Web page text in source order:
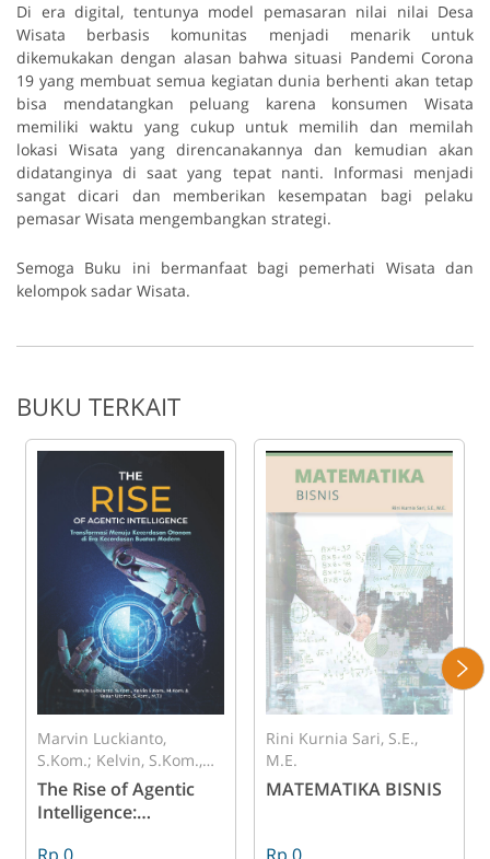
Di era digital, tentunya model pemasaran nilai nilai Desa
Wisata berbasis komunitas menjadi menarik untuk
dikemukakan dengan alasan bahwa situasi Pandemi Corona
19 yang membuat semua kegiatan dunia berhenti akan tetap
bisa mendatangkan peluang karena konsumen Wisata
memiliki waktu yang cukup untuk memilih dan memilah
lokasi Wisata yang direncanakannya dan kemudian akan
didatanginya di saat yang tepat nanti. Informasi menjadi
sangat dicari dan memberikan kesempatan bagi pelaku
pemasar Wisata mengembangkan strategi.
Semoga Buku ini bermanfaat bagi pemerhati Wisata dan
kelompok sadar Wisata.
BUKU TERKAIT
Marvin Luckianto,
S.Kom.; Kelvin, S.Kom.,
M.Kom.; Yesun Utomo,
S.Kom., M.T.I.
The Rise of Agentic
Intelligence:
Rini Kurnia Sari, S.E.,
M.E.
MATEMATIKA BISNIS